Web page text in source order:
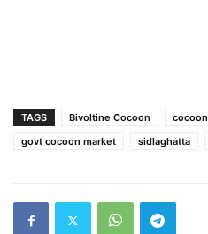
TAGS Bivoltine Cocoon cocoon
govt cocoon market
sidlaghatta